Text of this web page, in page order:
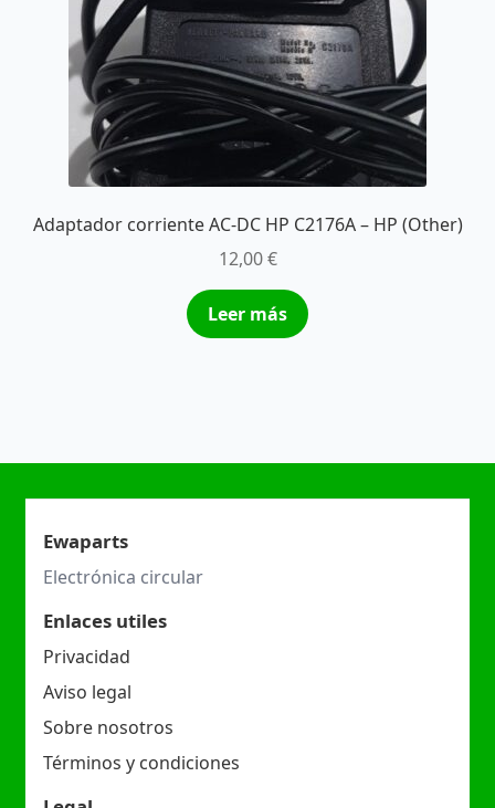
Adaptador corriente AC-DC HP C2176A – HP (Other)
12,00€
Leer más
Ewaparts
Electrónica circular
Enlaces utiles
Privacidad
Aviso legal
Sobre nosotros
Términos y condiciones